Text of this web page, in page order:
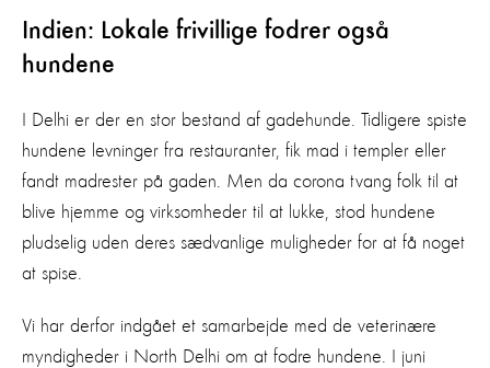
Indien: Lokale frivillige fodrer også
hundene
I Delhi er der en stor bestand af gadehunde. Tidligere spiste
hundene levninger fra restauranter, fik mad i templer eller
fandt madrester på gaden. Men da corona tvang folk til at
blive hjemme og virksomheder til at lukke, stod hundene
pludselig uden deres sædvanlige muligheder for at få noget
at spise.
Vi har derfor indgået et samarbejde med de veterinære
myndigheder i North Delhi om at fodre hundene. I juni